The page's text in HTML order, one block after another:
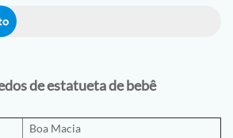
de estatueta de bebê
Boa Macia